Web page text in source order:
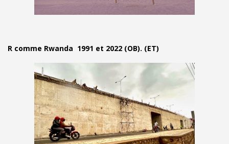
R comme Rwanda 1991 et 2022 (OB). (ET)